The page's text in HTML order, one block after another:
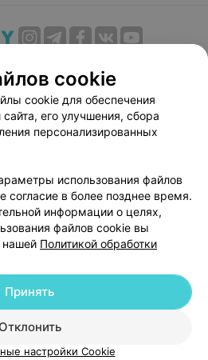
Публичный договор
Способы оплаты
Партнеры
103.by
настройки cookie
данных
191700409| 220012, Республика Беларусь,
2, пом. 16 | help@103.by
cookie
cookie для обеспечения
его улучшения, сбора
персонализированных
использования файлов
согласие в более позднее время.
информации о целях,
файлов cookie вы
нашей Политикой обработки
Отклонить
Принять
настройки Cookie